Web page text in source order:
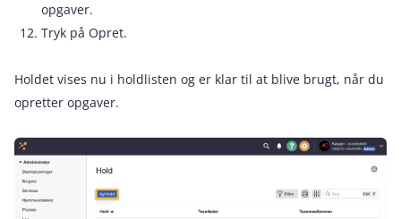
opgaver.
Tryk på Opret.
Holdet vises nu i holdlisten og er klar til at blive brugt, når du
opretter opgaver.